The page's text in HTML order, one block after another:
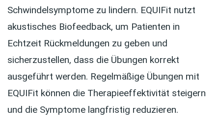
Schwindelsymptome zu lindern. EQUIFit nutzt
akustisches Biofeedback, um Patienten in
Echtzeit Rückmeldungen zu geben und
sicherzustellen, dass die Übungen korrekt
ausgeführt werden. Regelmäßige Übungen mit
EQUIFit können die Therapieeffektivität steigern
und die Symptome langfristig reduzieren.